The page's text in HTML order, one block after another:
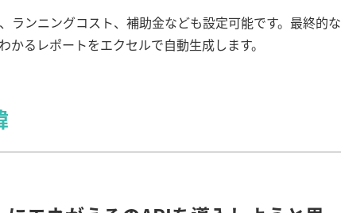
ランニングコスト、補助金なども設定可能です。最終的な
るレポートをエクセルで自動生成します。